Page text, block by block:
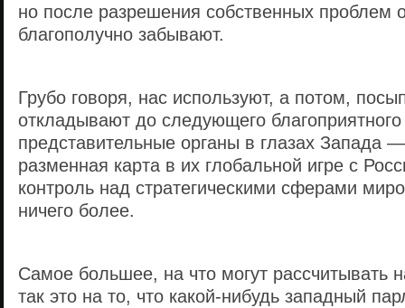
но после разрешения собственных проблем
благополучно забывают.
Грубо говоря, нас используют, а потом,
откладывают до следующего
представительные органы в глазах Запада
разменная карта в их глобальной игре с
контроль над стратегическими сферами
ничего более.
Самое большее, на что могут рассчитывать
так это на то, что какой-нибудь западный